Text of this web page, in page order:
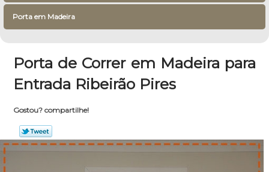
Porta em Madeira
Porta de Correr em Madeira para
Entrada Ribeirão Pires
Gostou? compartilhe!